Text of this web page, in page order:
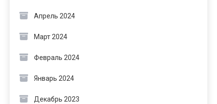
Апрель 2024
Март 2024
Февраль 2024
Январь 2024
Декабрь 2023